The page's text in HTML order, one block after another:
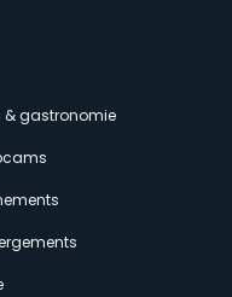
& gastronomie